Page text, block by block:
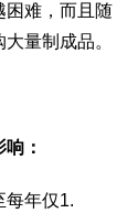
困难，而且随
量制成品。
：
每年仅1.